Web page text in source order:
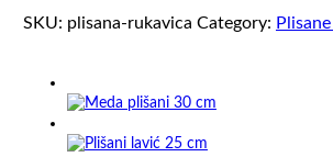
SKU: plisana-rukavica Category: